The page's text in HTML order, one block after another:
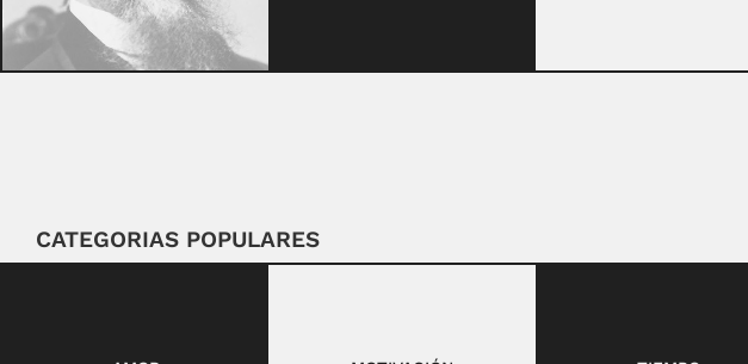
CATEGORIAS POPULARES